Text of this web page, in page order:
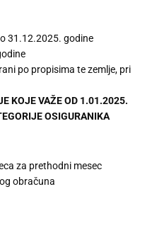
31.12.2025. godine
po propisima te zemlje, pri
KOJE VAŽE OD 1.01.2025.
OSIGURANIKA
za prethodni mesec
obračuna